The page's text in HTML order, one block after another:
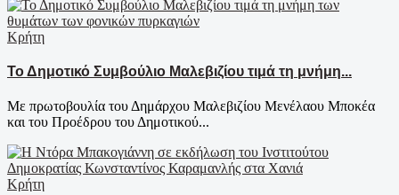
Κρήτη
Το Δημοτικό Συμβούλιο Μαλεβιζίου τιμά τη μνήμη...
Με πρωτοβουλία του Δημάρχου Μαλεβιζίου Μενέλαου Μποκέα
και του Προέδρου του Δημοτικού...
Κρήτη